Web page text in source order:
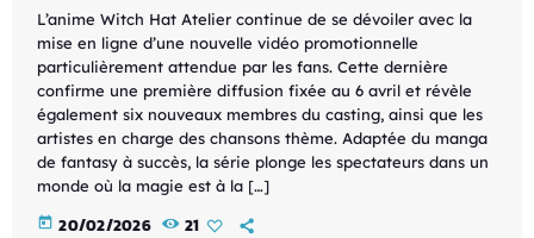
L’anime Witch Hat Atelier continue de se dévoiler avec la
mise en ligne d’une nouvelle vidéo promotionnelle
particulièrement attendue par les fans. Cette dernière
confirme une première diffusion fixée au 6 avril et révèle
également six nouveaux membres du casting, ainsi que les
artistes en charge des chansons thème. Adaptée du manga
de fantasy à succès, la série plonge les spectateurs dans un
monde où la magie est à la […]
today 20/02/2026 21